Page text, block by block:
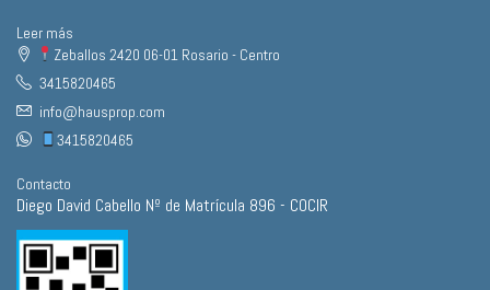
Leer más
Zeballos 2420 06-01 Rosario - Centro
3415820465
info@hausprop.com
3415820465
Contacto
Diego David Cabello Nº de Matrícula 896 - COCIR